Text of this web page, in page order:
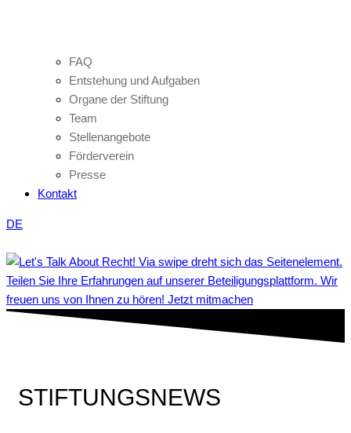
FAQ
Entstehung und Aufgaben
Organe der Stiftung
Team
Stellenangebote
Förderverein
Presse
Kontakt
DE
Teilen Sie Ihre Erfahrungen auf unserer Beteiligungsplattform. Wir
freuen uns von Ihnen zu hören! Jetzt mitmachen
STIFTUNGSNEWS